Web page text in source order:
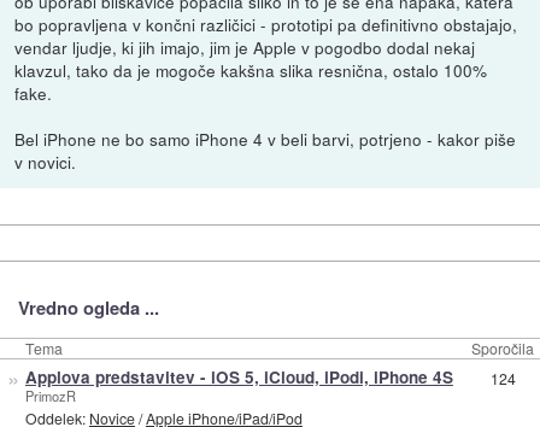
bo popravljena v končni različici - prototipi pa definitivno obstajajo,
vendar ljudje, ki jih imajo, jim je Apple v pogodbo dodal nekaj
klavzul, tako da je mogoče kakšna slika resnična, ostalo 100%
fake.
Bel iPhone ne bo samo iPhone 4 v beli barvi, potrjeno - kakor piše
v novici.
Vredno ogleda ...
Tema Sporočila
» Applova predstavitev - iOS 5, iCloud, iPodi, iPhone 4S
PrimozR
Oddelek: Novice/Apple iPhone/iPad/iPod
124